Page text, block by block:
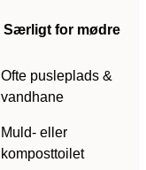
Særligt for mødre
Ofte pusleplads &
vandhane
Muld- eller
komposttoilet